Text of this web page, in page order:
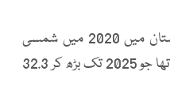
اعداد و شمار بتاتے ہیں کہ پاکستان میں 2020 میں شمسی
توانائی کا حصہ محض 2.9 فیصد تھا جو 2025 تک بڑھ کر 32.3